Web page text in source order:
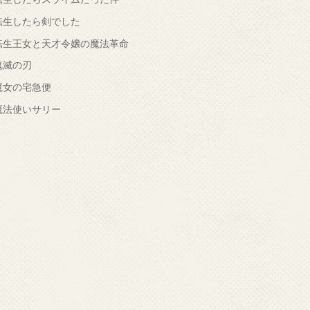
生したら剣でした
生王女と天才令嬢の魔法革命
滅の刃
女の宅急便
法使いサリー